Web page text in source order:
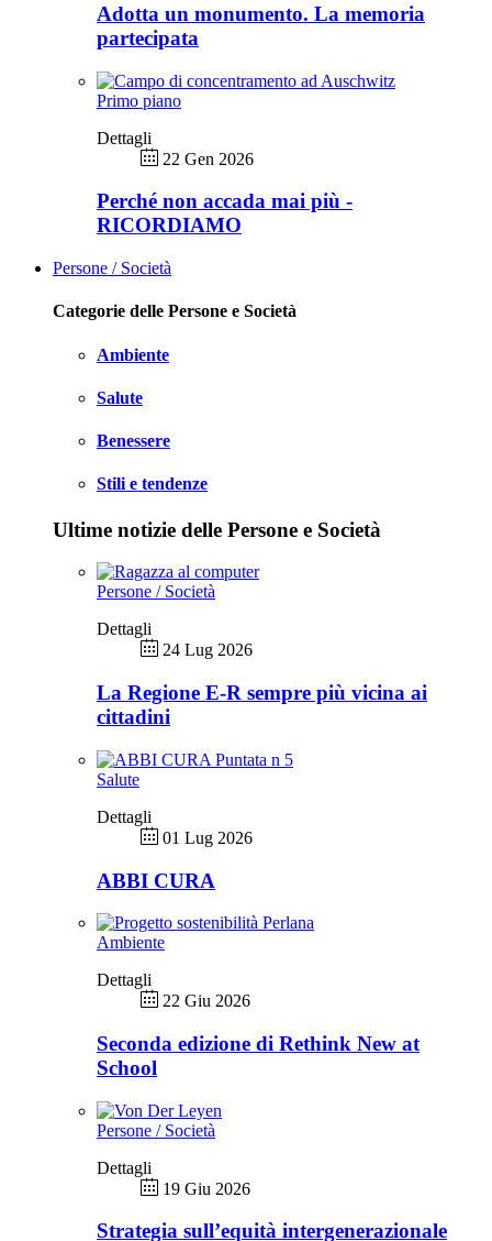
Adotta un monumento. La memoria
partecipata
Primo piano
Dettagli
22 Gen 2026
Perché non accada mai più -
RICORDIAMO
Persone / Società
Categorie delle Persone e Società
Ambiente
Salute
Benessere
Stili e tendenze
Ultime notizie delle Persone e Società
Persone / Società
Dettagli
24 Lug 2026
La Regione E-R sempre più vicina ai
cittadini
Salute
Dettagli
01 Lug 2026
ABBI CURA
Ambiente
Dettagli
22 Giu 2026
Seconda edizione di Rethink New at
School
Persone / Società
Dettagli
19 Giu 2026
Strategia sull’equità intergenerazionale